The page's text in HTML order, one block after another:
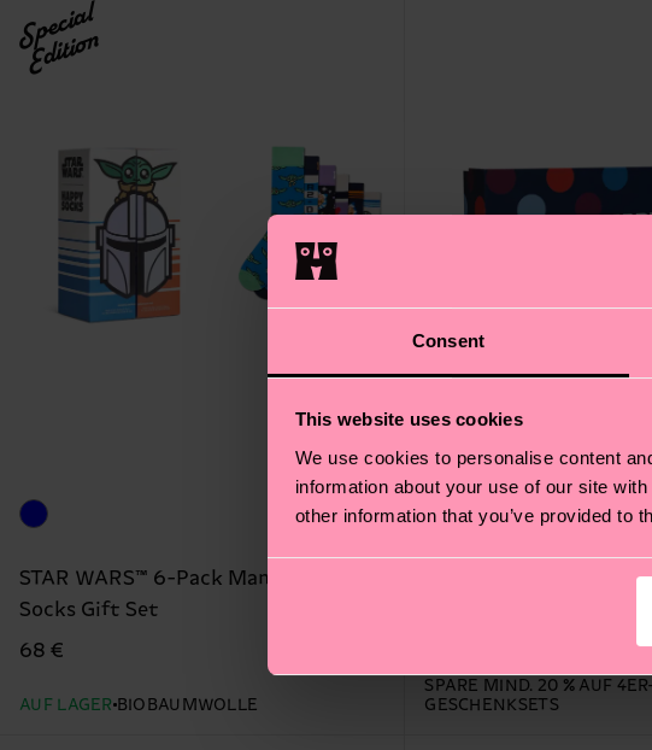
Consent
This website uses cookies
We use cookies to personalise content
information about your use of our site
other information that you’ve provided to
Special
Edition
STAR WARS™ 6-Pack Mandalorian
Socks Gift Set
68 €
AUF LAGER BIOBAUMWOLLE
4-Pack Navy Socks
SPARE MIND. 20 % AUF
GESCHENKSETS